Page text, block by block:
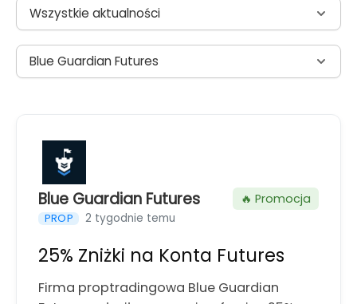
Wszystkie aktualności
Blue Guardian Futures
Blue Guardian Futures
PROP 2 tygodnie temu
🔥 Promocja
25% Zniżki na Konta Futures
Firma proptradingowa Blue Guardian